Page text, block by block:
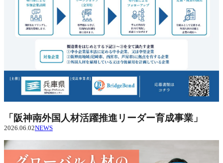
「阪神南外国人材活躍推進リーダー育成事業」
2026.06.02NEWS